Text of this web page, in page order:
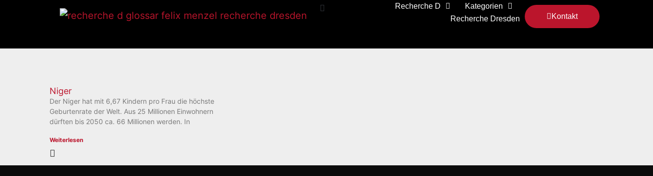
Kontakt
Recherche D
Kategorien
Recherche Dresden
Niger
Der Niger hat mit 6,67 Kindern pro Frau die höchste
Geburtenrate der Welt. Aus 25 Millionen Einwohnern
dürften bis 2050 ca. 66 Millionen werden. In
Weiterlesen